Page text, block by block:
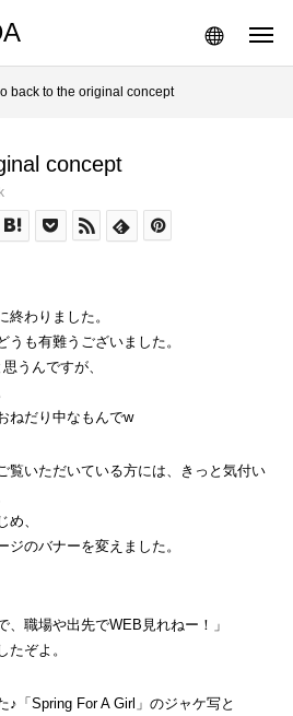
back to the original concept
concept
わりました。
も有難うございました。
うんですが、
ねだり中なもんでw
覧いただいている方には、きっと気付い
め、
のバナーを変えました。
、職場や出先でWEB見れねー！」
たぞよ。
♪「Spring For A Girl」のジャケ写と